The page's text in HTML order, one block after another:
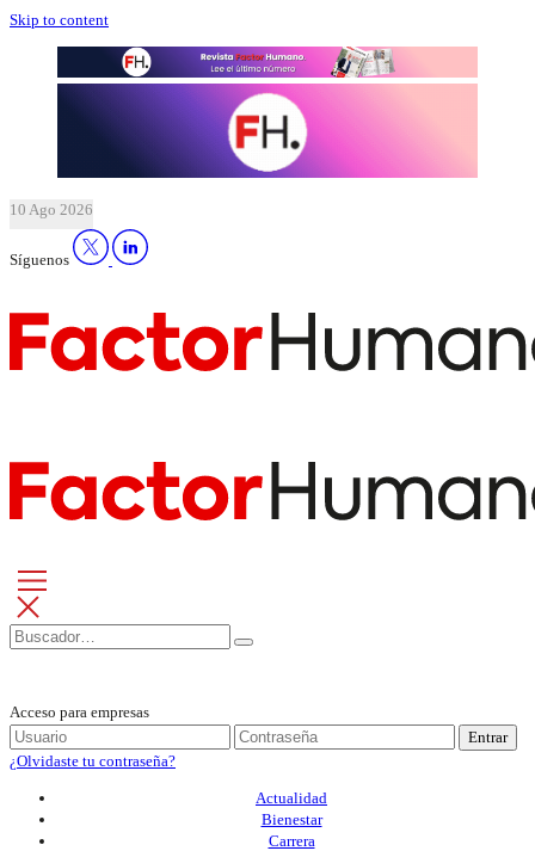
Skip to content
10 Ago 2026
Síguenos
Acceso para empresas
Entrar
¿Olvidaste tu contraseña?
Actualidad
Bienestar
Carrera